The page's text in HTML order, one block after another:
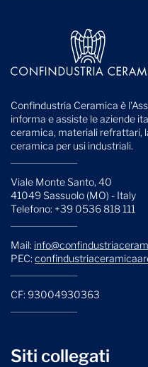
Confindustria Ceramica è
informa e assiste le aziende
ceramica, materiali refrattari,
ceramica per usi industriali.
Viale Monte Santo, 40
41049 Sassuolo (MO) - Italy
Telefono: +39 0536 818 111
Mail:
PEC:
CF: 93004930363
Siti collegati